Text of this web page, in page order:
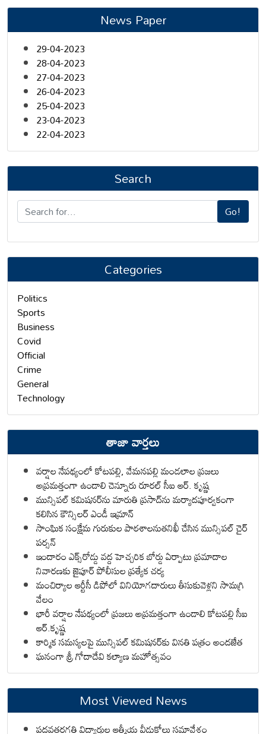
News Paper
29-04-2023
28-04-2023
27-04-2023
26-04-2023
25-04-2023
23-04-2023
22-04-2023
Search
Go!
Categories
Politics
Sports
Business
Covid
Official
Crime
General
Technology
తాజా వార్తలు
వర్షాల నేపథ్యంలో కోటపల్లి, వేమనపల్లి మండలాల ప్రజలు
అప్రమత్తంగా ఉండాలి చెన్నూరు రూరల్ సీఐ ఆర్. కృష్ణ
మున్సిపల్ కమిషనర్‌ను మారుతి ప్రసాద్‌ను మర్యాదపూర్వకంగా
కలిసిన కౌన్సిలర్ ఎండీ ఇమ్రాన్ ​
సాంఘిక సంక్షేమ గురుకుల పాఠశాలనుతనిఖీ చేసిన మున్సిపల్ చైర్
పర్సన్
ఇందారం ఎక్స్‌రోడ్డు వద్ద హెచ్చరిక బోర్డు ఏర్పాటు ప్రమాదాల
నివారణకు జైపూర్ పోలీసుల ప్రత్యేక చర్య
మంచిర్యాల ఆర్టీసీ డిపోలో వినియోగదారులు తీసుకువెళ్లని సామగ్రి
వేలం
భారీ వర్షాల నేపథ్యంలో ప్రజలు అప్రమత్తంగా ఉండాలి కోటపల్లి సీఐ
ఆర్.కృష్ణ
కార్మిక సమస్యలపై మున్సిపల్ కమిషనర్‌కు వినతి పత్రం అందజేత
ఘనంగా శ్రీ గోదాదేవి కల్యాణ మహోత్సవం
Most Viewed News
పదవతరగతి విద్యార్థుల ఆత్మీయ వీడుకోలు సమావేశం